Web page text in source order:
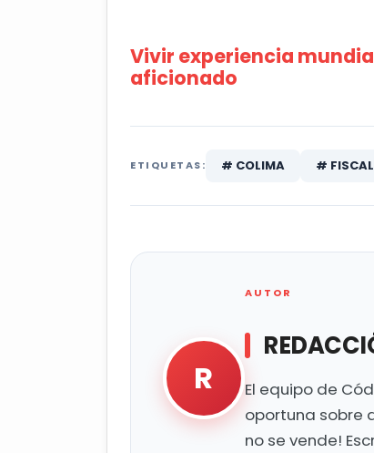
Vivir experiencia
aficionado
ETIQUETAS: # COLIMA #
R
AUTOR
El equipo de
oportuna sobre
no se vende!